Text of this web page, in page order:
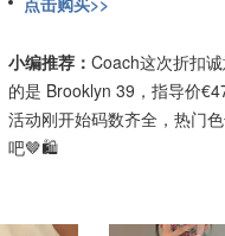
小编推荐： Coach这次折扣
的是 Brooklyn 39，指导价
活动刚开始码数齐全，热门
吧🤎🛍️